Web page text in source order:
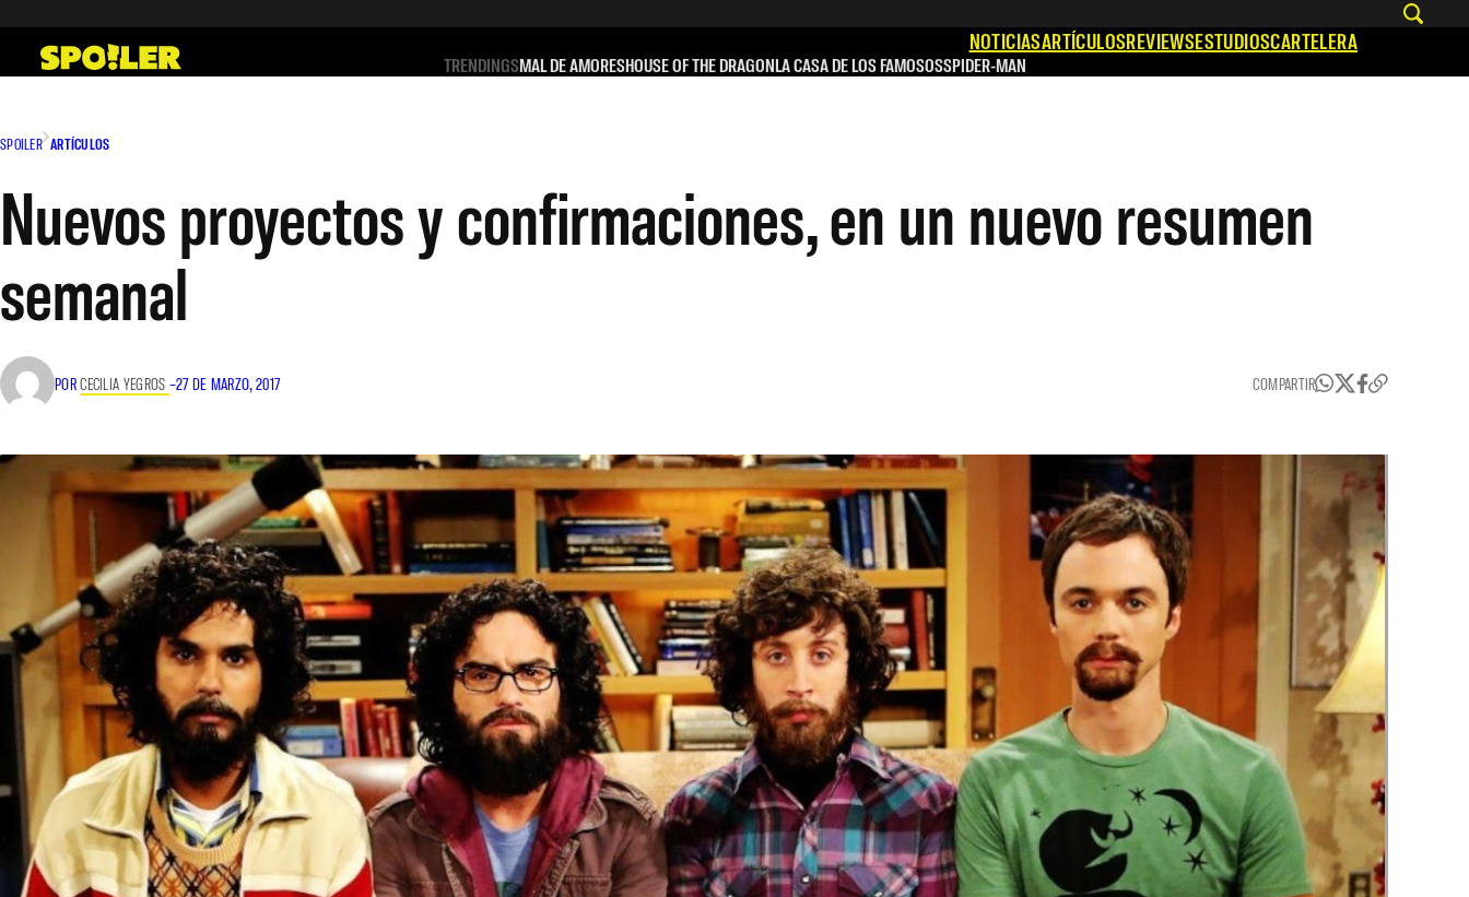
contenido
NOTICIASARTÍCULOSREVIEWSESTUDIOSCARTELERA
TRENDINGSMAL DE AMORESHOUSE OF THE DRAGONLA CASA DE LOS FAMOSOSSPIDER-MAN
SPOILER ARTÍCULOS
Nuevos proyectos y confirmaciones, en un nuevo resumen
semanal
PORCECILIA YEGROS –27 DE MARZO, 2017 COMPARTIR